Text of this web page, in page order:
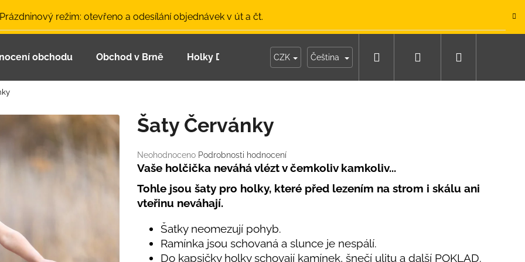
režim: otevřeno a odesílání objednávek v út a čt.
obchodu Obchod v Brně Holky Dupeťačky Moje objednávka
CZK Čeština Hledat Přihlášení
Průměrné
hodnocení
je
0,0
z
hvězdiček.
Neohodnoceno Podrobnosti hodnocení
Šaty Červánky
Vaše holčička neváhá vlézt v čemkoliv kamkoliv...
Tohle jsou šaty pro holky, které před lezením na strom i skálu ani
vteřinu neváhají.
Šatky neomezují pohyb.
Ramínka jsou schovaná a slunce je nespálí.
Do kapsičky holky schovají kamínek, šnečí ulitu a další POKLAD.
Co potřebujete najít?
Doporučujeme
ČEPICE UV 30 SVĚTLE MODRÁ
BAMBUSOVÉ TRIKO NÁMOŘNICKÉ